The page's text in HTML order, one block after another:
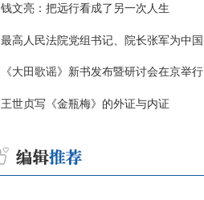
钱文亮：把远行看成了另一次人生
最高人民法院党组书记、院长张军为中国作协干部大讲堂授课
《大田歌谣》新书发布暨研讨会在京举行
王世贞写《金瓶梅》的外证与内证